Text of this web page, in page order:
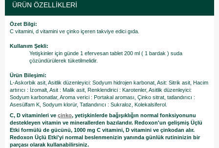
ÜRÜN ÖZELLIKLERI
Özet Bilgi:
C vitamini, d vitamini ve çinko içeren takviye edici gıda.
Kullanım Şekli:
Yetişkinler için günde 1 efervesan tablet 200 ml ( 1 bardak ) suda
çözündürülerek tüketilmelidir.
Ürün Bileşimi:
L-Askorbik asit, Asitlik düzenleyici: Sodyum hidrojen karbonat, Asit: Sitrik asit, Hacim
artırıcı : İzomalt, Asit : Malik asit, Renklendirici : Karotenler, Asitlik düzenleyici:
Sodyum karbonatlar, Aroma verici : Portakal aroması, Çinko sitrat, tatlandırıcı :
Asesülfam K, Sodyum klorür, Tatlandırıcı : Sukraloz, Kolekalsiferol.
C, D vitaminleri ve çinko, yetişkinlerde bağışıklığın normal fonksiyonunu
destekleyen vitamin ve minerallerden bazılarıdır. Redoxon'un gelişmiş Üçlü
Etki formülü de gücünü, 1000 mg C vitamini, D vitamini ve çinkodan alır.
Redoxon Üçlü Etki'yi normal beslenmenizin yanında günlük rutininizin bir
parçası olarak kullanabilirsiniz.